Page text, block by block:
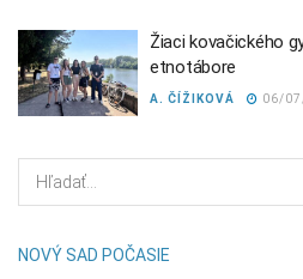
Žiaci kovačického
etnotábore
A. ČÍŽIKOVÁ 06/
NOVÝ SAD POČASIE